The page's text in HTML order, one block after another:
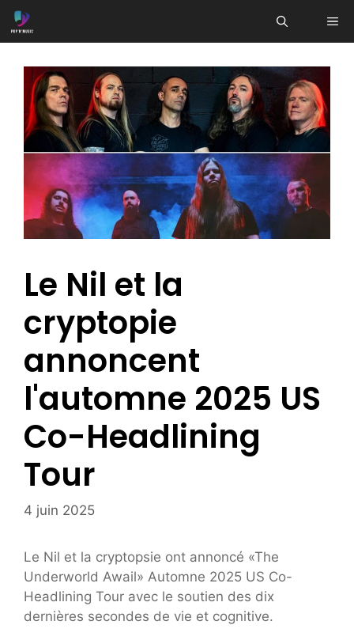
Aller
au
Le Nil et la
cryptopie
annoncent
l'automne 2025 US
Co-Headlining
Tour
4 juin 2025
Le Nil et la cryptopsie ont annoncé «The
Underworld Awail» Automne 2025 US Co-
Headlining Tour avec le soutien des dix
dernières secondes de vie et cognitive.